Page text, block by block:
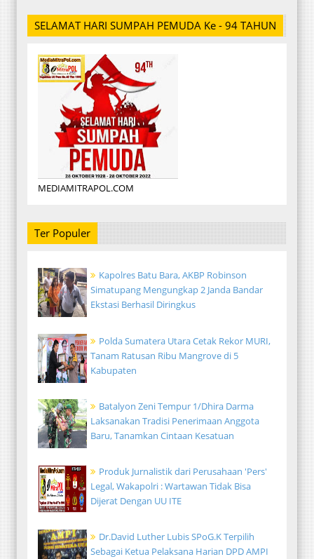
SELAMAT HARI SUMPAH PEMUDA Ke - 94 TAHUN
MEDIAMITRAPOL.COM
Ter Populer
Kapolres Batu Bara, AKBP Robinson
Simatupang Mengungkap 2 Janda Bandar
Ekstasi Berhasil Diringkus
Polda Sumatera Utara Cetak Rekor MURI,
Tanam Ratusan Ribu Mangrove di 5
Kabupaten
Batalyon Zeni Tempur 1/Dhira Darma
Laksanakan Tradisi Penerimaan Anggota
Baru, Tanamkan Cintaan Kesatuan
Produk Jurnalistik dari Perusahaan 'Pers'
Legal, Wakapolri : Wartawan Tidak Bisa
Dijerat Dengan UU ITE
Dr.David Luther Lubis SPoG.K Terpilih
Sebagai Ketua Pelaksana Harian DPD AMPI